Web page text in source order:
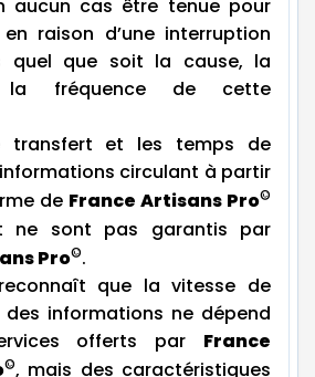
aucun cas être tenue pour
raison d’une interruption
quel que soit la cause, la
fréquence de cette
transfert et les temps de
circulant à partir
de France Artisans Pro©
ne sont pas garantis par
Pro©.
reconnaît que la vitesse de
des informations ne dépend
offerts par France
©, mais des caractéristiques